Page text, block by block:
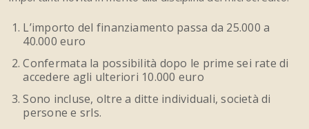
L’importo del finanziamento passa da 25.000 a
40.000 euro
Confermata la possibilità dopo le prime sei rate di
accedere agli ulteriori 10.000 euro
Sono incluse, oltre a ditte individuali, società di
persone e srls.